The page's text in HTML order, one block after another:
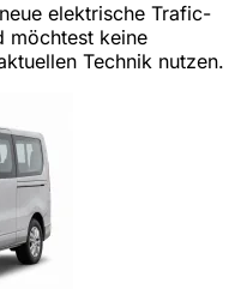
elektrische Trafic-
möchtest keine
Technik nutzen.